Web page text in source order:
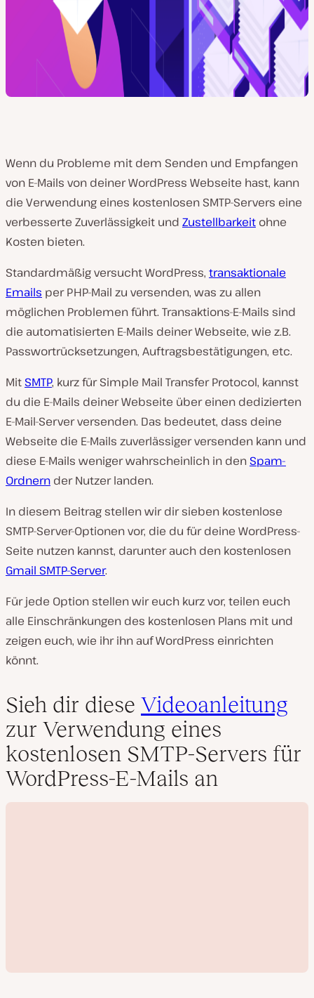
Wenn du Probleme mit dem Senden und Empfangen
von E-Mails von deiner WordPress Webseite hast, kann
die Verwendung eines kostenlosen SMTP-Servers eine
verbesserte Zuverlässigkeit und Zustellbarkeit ohne
Kosten bieten.
Standardmäßig versucht WordPress, transaktionale
Emails per PHP-Mail zu versenden, was zu allen
möglichen Problemen führt. Transaktions-E-Mails sind
die automatisierten E-Mails deiner Webseite, wie z.B.
Passwortrücksetzungen, Auftragsbestätigungen, etc.
Mit SMTP, kurz für Simple Mail Transfer Protocol, kannst
du die E-Mails deiner Webseite über einen dedizierten
E-Mail-Server versenden. Das bedeutet, dass deine
Webseite die E-Mails zuverlässiger versenden kann und
diese E-Mails weniger wahrscheinlich in den Spam-
Ordnern der Nutzer landen.
In diesem Beitrag stellen wir dir sieben kostenlose
SMTP-Server-Optionen vor, die du für deine WordPress-
Seite nutzen kannst, darunter auch den kostenlosen
Gmail SMTP-Server.
Für jede Option stellen wir euch kurz vor, teilen euch
alle Einschränkungen des kostenlosen Plans mit und
zeigen euch, wie ihr ihn auf WordPress einrichten
könnt.
Sieh dir diese Videoanleitung
zur Verwendung eines
kostenlosen SMTP-Servers für
WordPress-E-Mails an